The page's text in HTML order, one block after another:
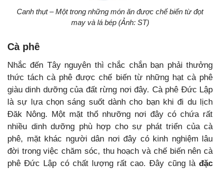
Canh thụt – Một trong những món ăn được chế biến từ đọt
may và lá bép (Ảnh: ST)
Cà phê
Nhắc đến Tây nguyên thì chắc chắn bạn phải thưởng
thức tách cà phê được chế biến từ những hạt cà phê
giàu dinh dưỡng của đất rừng nơi đây. Cà phê Đức Lập
là sự lựa chọn sáng suốt dành cho bạn khi đi du lịch
Đăk Nông. Một mặt thổ nhưỡng nơi đây có chứa rất
nhiều dinh dưỡng phù hợp cho sự phát triển của cà
phê, mặt khác người dân nơi đây có kinh nghiệm lâu
đời trong việc chăm sóc, thu hoạch và chế biến nên cà
phê Đức Lập có chất lượng rất cao. Đây cũng là đặc